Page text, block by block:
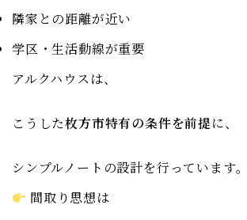
隣家との距離が近い
学区・生活動線が重要
アルクハウスは、
こうした枚方市特有の条件を前提に、
シンプルノートの設計を行っています。
間取り思想は